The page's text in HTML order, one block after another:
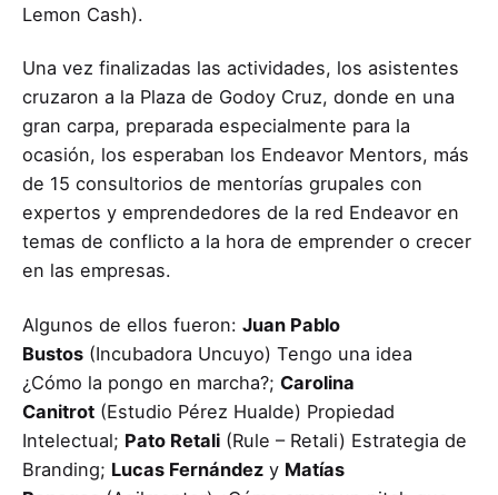
Lemon Cash).
Una vez finalizadas las actividades, los asistentes
cruzaron a la Plaza de Godoy Cruz, donde en una
gran carpa, preparada especialmente para la
ocasión, los esperaban los Endeavor Mentors, más
de 15 consultorios de mentorías grupales con
expertos y emprendedores de la red Endeavor en
temas de conflicto a la hora de emprender o crecer
en las empresas.
Algunos de ellos fueron: Juan Pablo
Bustos (Incubadora Uncuyo) Tengo una idea
¿Cómo la pongo en marcha?; Carolina
Canitrot (Estudio Pérez Hualde) Propiedad
Intelectual; Pato Retali (Rule – Retali) Estrategia de
Branding; Lucas Fernández y Matías